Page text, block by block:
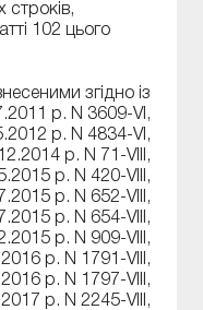
строків,
102 цього
згідно із
р. N 3609-VI,
р. N 4834-VI,
р. N 71-VIII,
р. N 420-VIII,
р. N 652-VIII,
р. N 654-VIII,
р. N 909-VIII,
р. N 1791-VIII,
р. N 1797-VIII,
р. N 2245-VIII,